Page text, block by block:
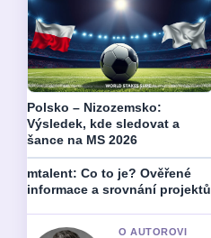
Polsko – Nizozemsko:
Výsledek, kde sledovat a
šance na MS 2026
mtalent: Co to je? Ověřené
informace a srovnání projektů
O AUTOROVI